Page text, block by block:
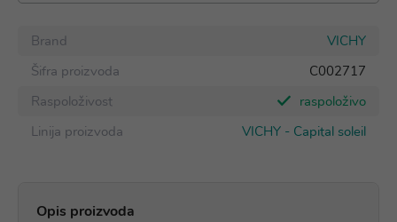
Brand
VICHY
Šifra proizvoda
C002717
Raspoloživost
raspoloživo
Linija proizvoda
VICHY - Capital soleil
Opis proizvoda